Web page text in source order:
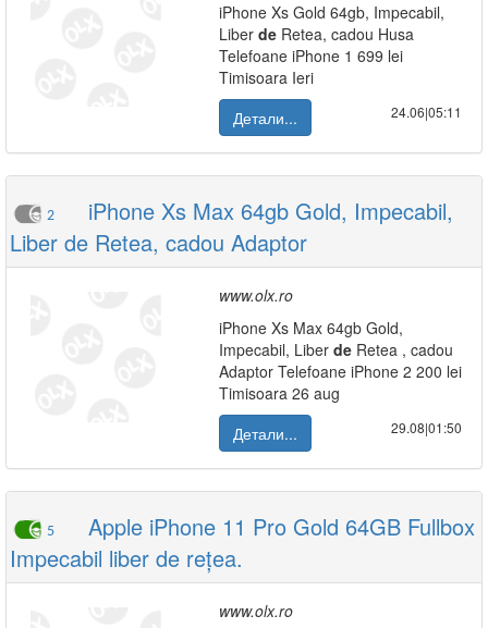
iPhone Xs Gold 64gb, Impecabil,
Liber de Retea, cadou Husa
Telefoane iPhone 1 699 lei
Timisoara Ieri
Детали...
24.06|05:11
2
iPhone Xs Max 64gb Gold, Impecabil,
Liber de Retea, cadou Adaptor
www.olx.ro
iPhone Xs Max 64gb Gold,
Impecabil, Liber de Retea , cadou
Adaptor Telefoane iPhone 2 200 lei
Timisoara 26 aug
Детали...
29.08|01:50
5
Apple iPhone 11 Pro Gold 64GB Fullbox
Impecabil liber de rețea.
www.olx.ro